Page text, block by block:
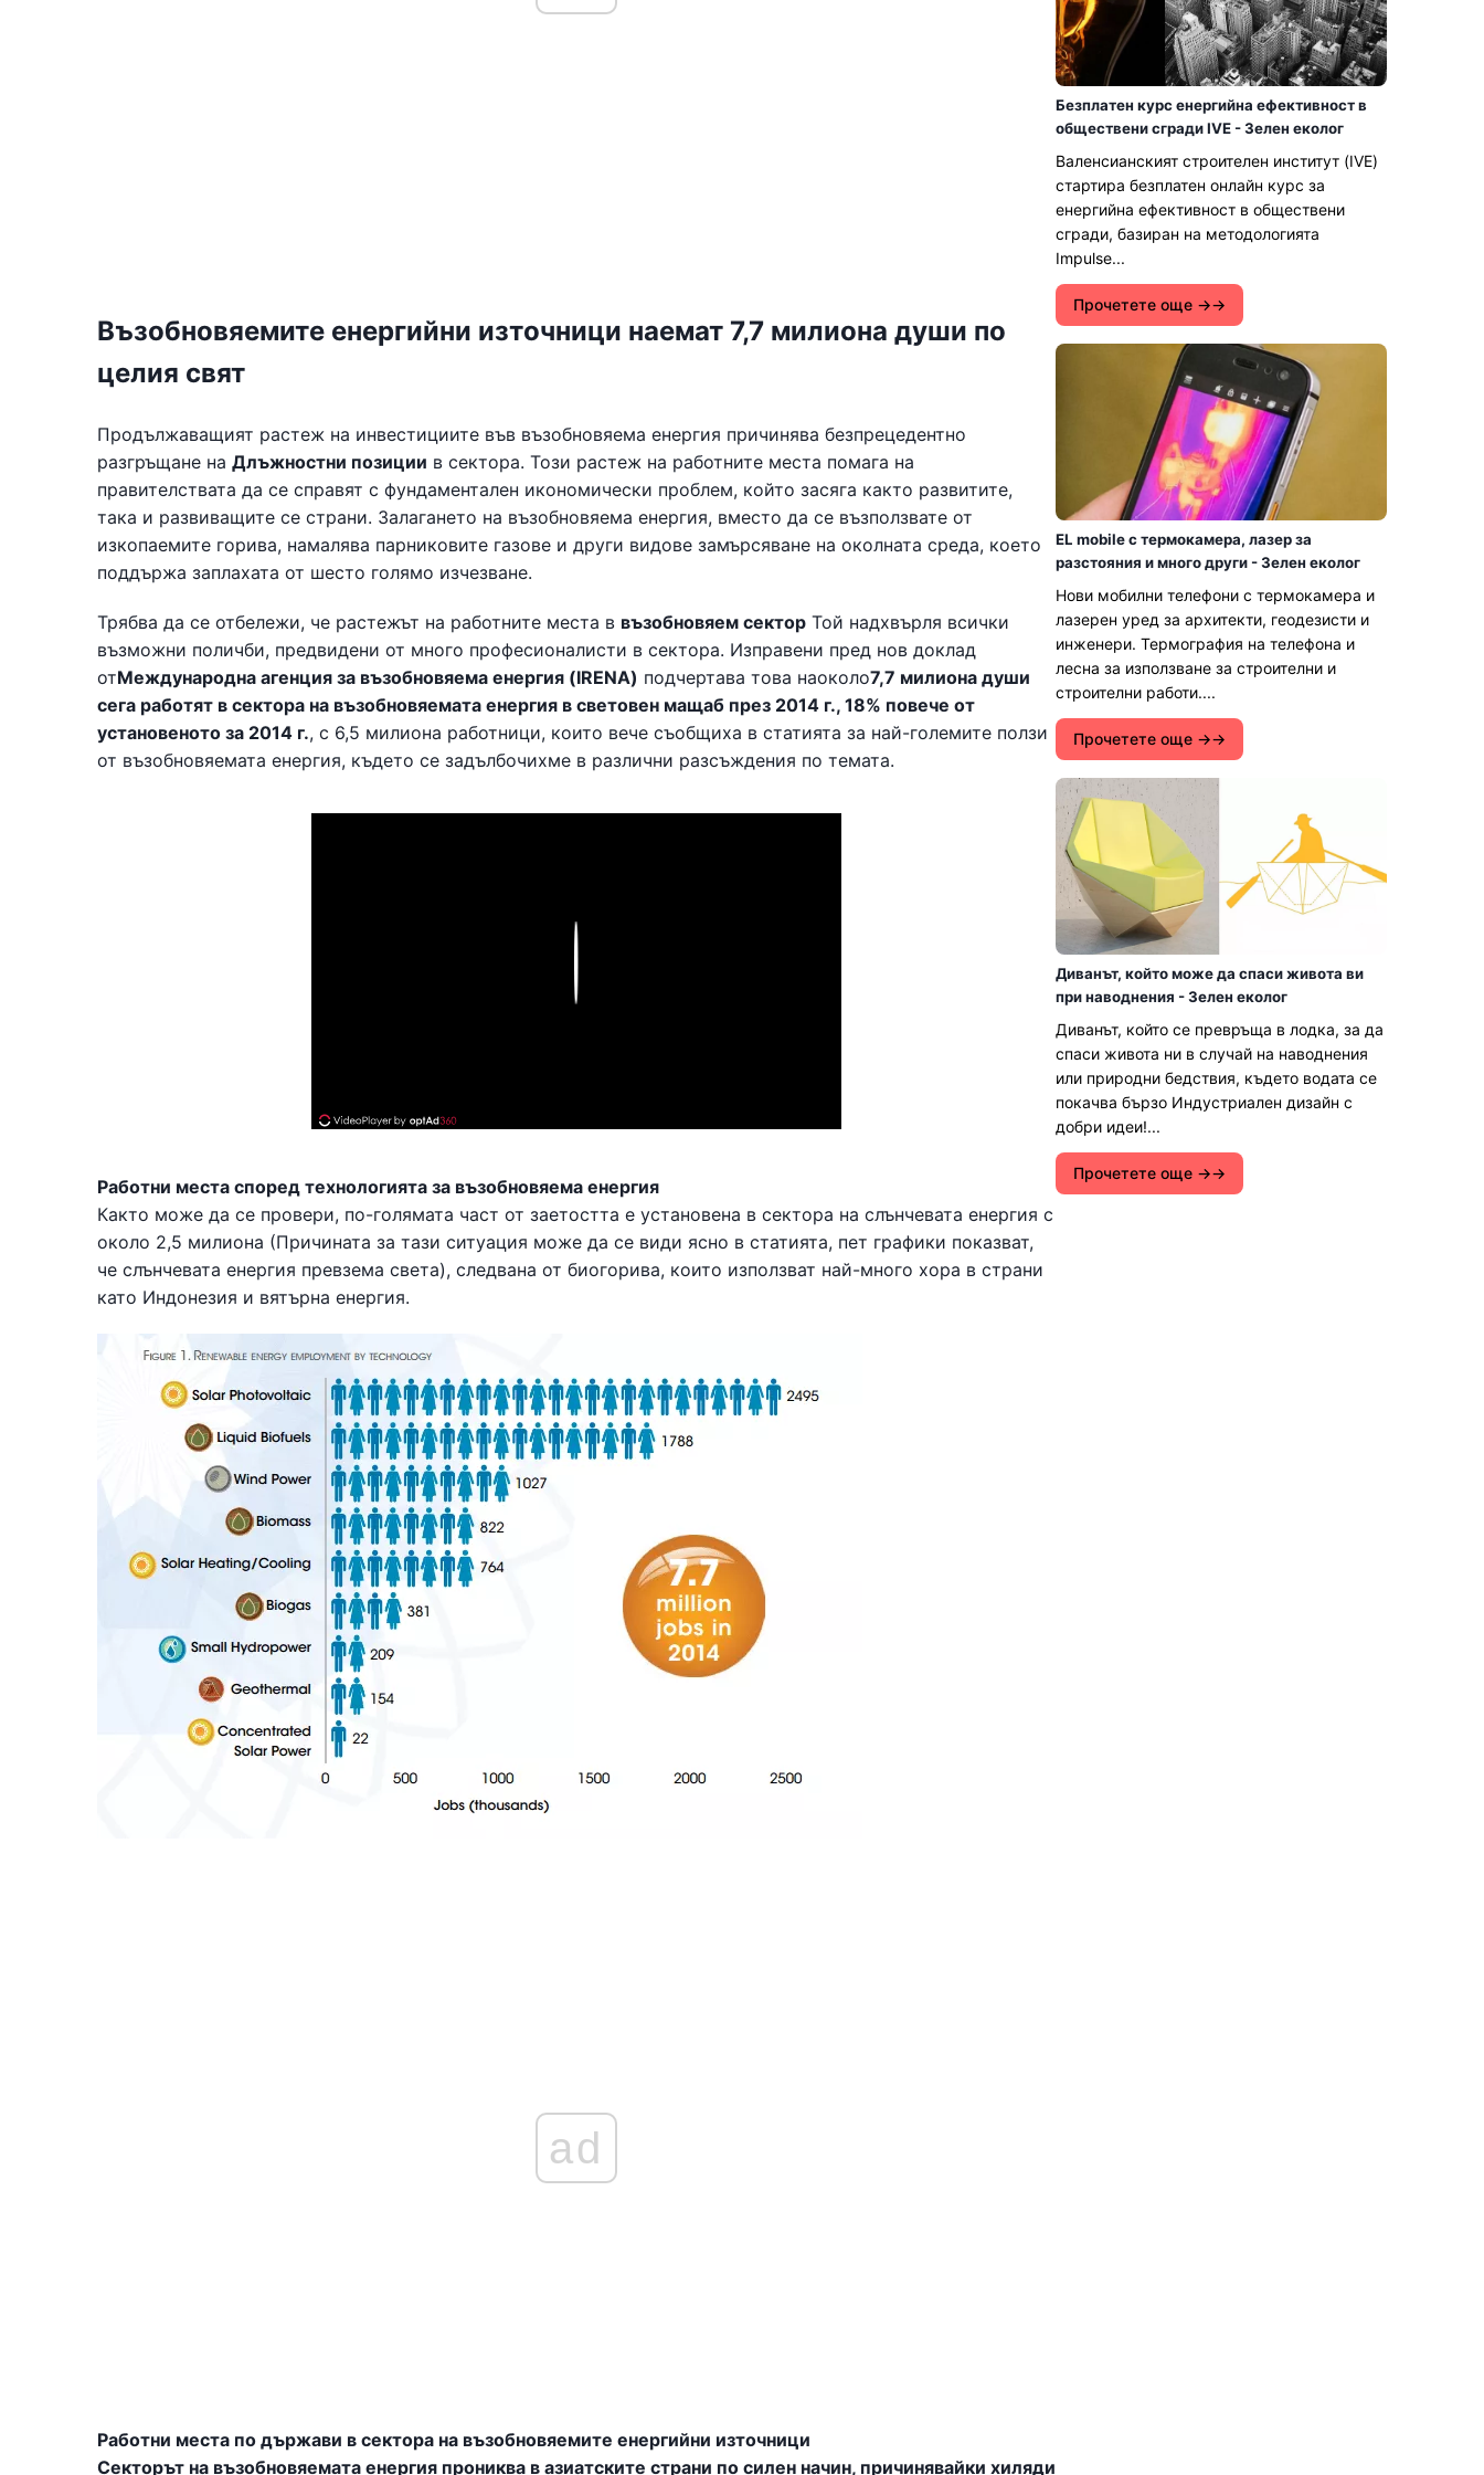
Възобновяемите енергийни източници наемат 7,7 милиона души по
целия свят
Продължаващият растеж на инвестициите във възобновяема енергия причинява безпрецедентно
разгръщане на Длъжностни позиции в сектора. Този растеж на работните места помага на
правителствата да се справят с фундаментален икономически проблем, който засяга както развитите,
така и развиващите се страни. Залагането на възобновяема енергия, вместо да се възползвате от
изкопаемите горива, намалява парниковите газове и други видове замърсяване на околната среда, което
поддържа заплахата от шесто голямо изчезване.
Трябва да се отбележи, че растежът на работните места в възобновяем сектор Той надхвърля всички
възможни поличби, предвидени от много професионалисти в сектора. Изправени пред нов доклад
отМеждународна агенция за възобновяема енергия (IRENA) подчертава това наоколо7,7 милиона души
сега работят в сектора на възобновяемата енергия в световен мащаб през 2014 г., 18% повече от
установеното за 2014 г., с 6,5 милиона работници, които вече съобщиха в статията за най-големите ползи
от възобновяемата енергия, където се задълбочихме в различни разсъждения по темата.
Работни места според технологията за възобновяема енергия
Както може да се провери, по-голямата част от заетостта е установена в сектора на слънчевата енергия с
около 2,5 милиона (Причината за тази ситуация може да се види ясно в статията, пет графики показват,
че слънчевата енергия превзема света), следвана от биогорива, които използват най-много хора в страни
като Индонезия и вятърна енергия.
ad
Работни места по държави в сектора на възобновяемите енергийни източници
Секторът на възобновяемата енергия прониква в азиатските страни по силен начин, причинявайки хиляди
Безплатен курс енергийна ефективност в
обществени сгради IVE - Зелен еколог
Валенсианският строителен институт (IVE)
стартира безплатен онлайн курс за
енергийна ефективност в обществени
сгради, базиран на методологията
Impulse...
Прочетете още →
EL mobile с термокамера, лазер за
разстояния и много други - Зелен еколог
Нови мобилни телефони с термокамера и
лазерен уред за архитекти, геодезисти и
инженери. Термография на телефона и
лесна за използване за строителни и
строителни работи....
Прочетете още →
Диванът, който може да спаси живота ви
при наводнения - Зелен еколог
Диванът, който се превръща в лодка, за да
спаси живота ни в случай на наводнения
или природни бедствия, където водата се
покачва бързо Индустриален дизайн с
добри идеи!...
Прочетете още →